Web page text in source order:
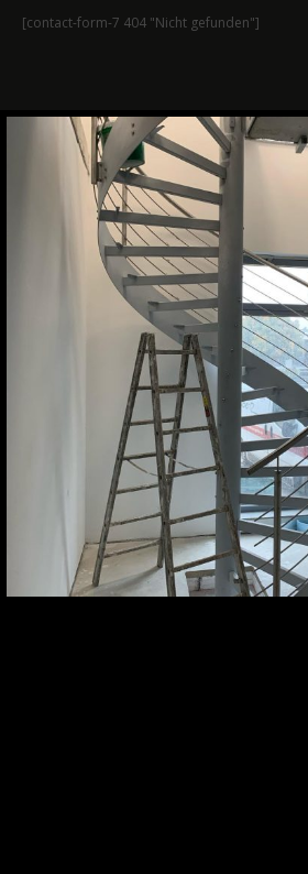
[contact-form-7 404 "Nicht gefunden"]